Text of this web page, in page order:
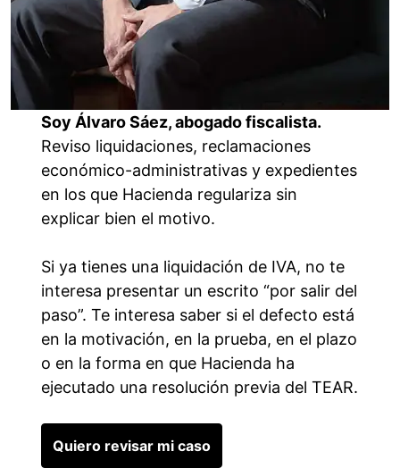
Soy Álvaro Sáez, abogado fiscalista.
Reviso liquidaciones, reclamaciones
económico-administrativas y expedientes
en los que Hacienda regulariza sin
explicar bien el motivo.
Si ya tienes una liquidación de IVA, no te
interesa presentar un escrito “por salir del
paso”. Te interesa saber si el defecto está
en la motivación, en la prueba, en el plazo
o en la forma en que Hacienda ha
ejecutado una resolución previa del TEAR.
Quiero revisar mi caso